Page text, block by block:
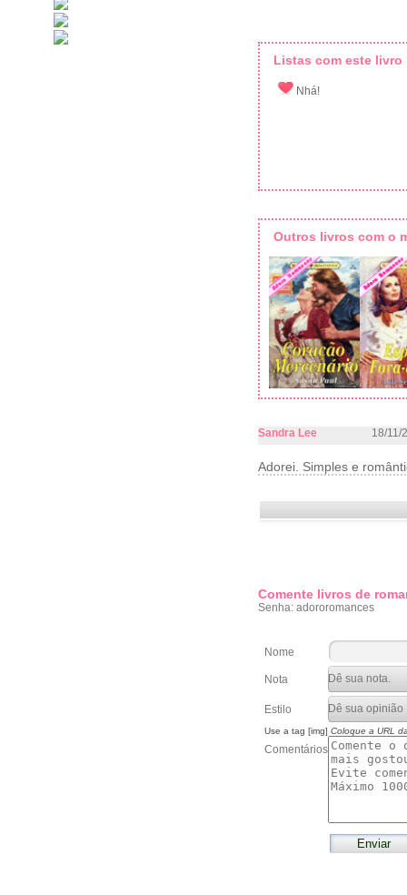
Listas com este livro
Nhá!
Outros livros com o
Sandra Lee 18/11/
Adorei. Simples e
Comente livros de
Senha: adororomances
Nome
Nota
Estilo
Use a tag [img] Coloque a URL
Comentários